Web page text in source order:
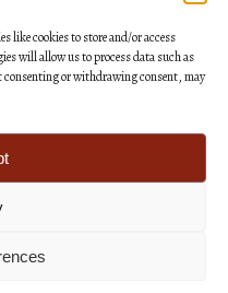
like cookies to store and/or access
will allow us to process data such as
or withdrawing consent, may
as you GO: Falcon από